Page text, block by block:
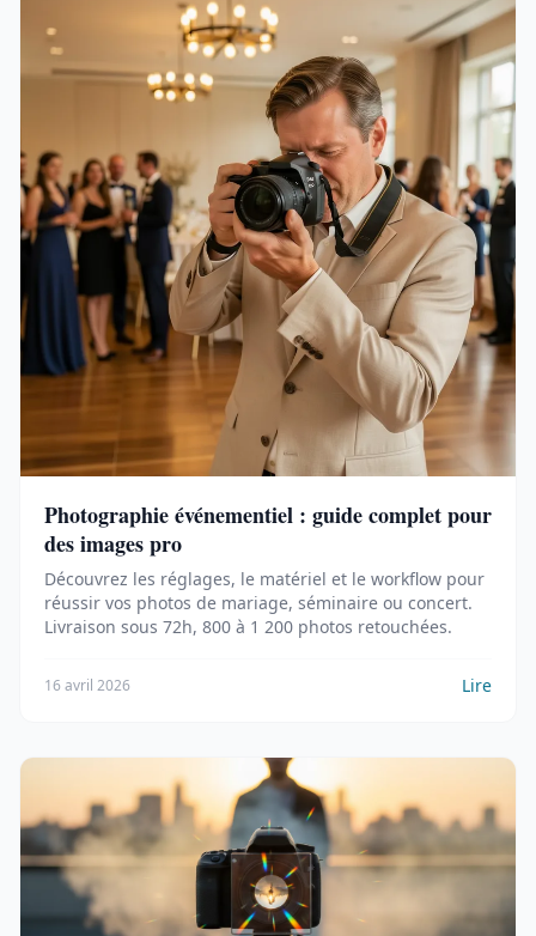
Photographie événementiel : guide complet pour
des images pro
Découvrez les réglages, le matériel et le workflow pour
réussir vos photos de mariage, séminaire ou concert.
Livraison sous 72h, 800 à 1 200 photos retouchées.
16 avril 2026 Lire